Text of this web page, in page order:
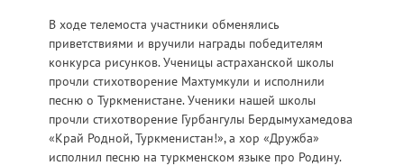
В ходе телемоста участники обменялись
приветствиями и вручили награды победителям
конкурса рисунков. Ученицы астраханской школы
прочли стихотворение Махтумкули и исполнили
песню о Туркменистане. Ученики нашей школы
прочли стихотворение Гурбангулы Бердымухамедова
«Край Родной, Туркменистан!», а хор «Дружба»
исполнил песню на туркменском языке про Родину.